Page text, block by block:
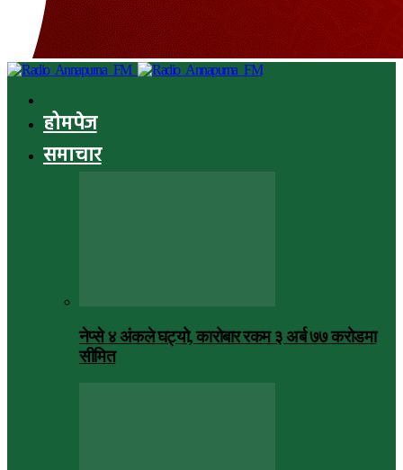
होमपेज
समाचार
नेप्से ४ अंकले घट्यो, कारोबार रकम ३ अर्ब ७७ करोडमा
सीमित